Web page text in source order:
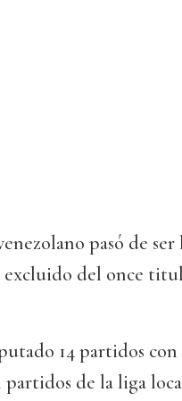
pasó de
excluido del once
14 partidos
partidos de la liga